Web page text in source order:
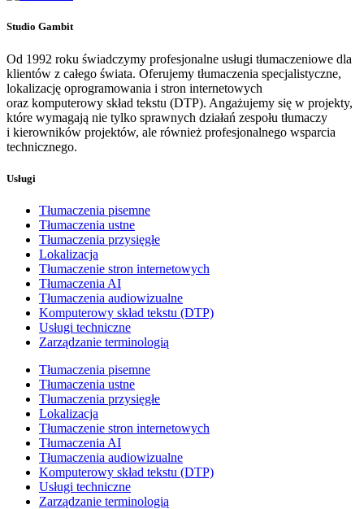
Studio Gambit
Od 1992 roku świadczymy profesjonalne usługi tłumaczeniowe dla
klientów z całego świata. Oferujemy tłumaczenia specjalistyczne,
lokalizację oprogramowania i stron internetowych
oraz komputerowy skład tekstu (DTP). Angażujemy się w projekty,
które wymagają nie tylko sprawnych działań zespołu tłumaczy
i kierowników projektów, ale również profesjonalnego wsparcia
technicznego.
Usługi
Tłumaczenia pisemne
Tłumaczenia ustne
Tłumaczenia przysięgłe
Lokalizacja
Tłumaczenie stron internetowych
Tłumaczenia AI
Tłumaczenia audiowizualne
Komputerowy skład tekstu (DTP)
Usługi techniczne
Zarządzanie terminologią
Tłumaczenia pisemne
Tłumaczenia ustne
Tłumaczenia przysięgłe
Lokalizacja
Tłumaczenie stron internetowych
Tłumaczenia AI
Tłumaczenia audiowizualne
Komputerowy skład tekstu (DTP)
Usługi techniczne
Zarządzanie terminologią